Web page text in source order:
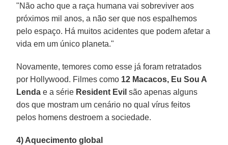
"Não acho que a raça humana vai sobreviver aos
próximos mil anos, a não ser que nos espalhemos
pelo espaço. Há muitos acidentes que podem afetar a
vida em um único planeta."
Novamente, temores como esse já foram retratados
por Hollywood. Filmes como 12 Macacos, Eu Sou A
Lenda e a série Resident Evil são apenas alguns
dos que mostram um cenário no qual vírus feitos
pelos homens destroem a sociedade.
4) Aquecimento global